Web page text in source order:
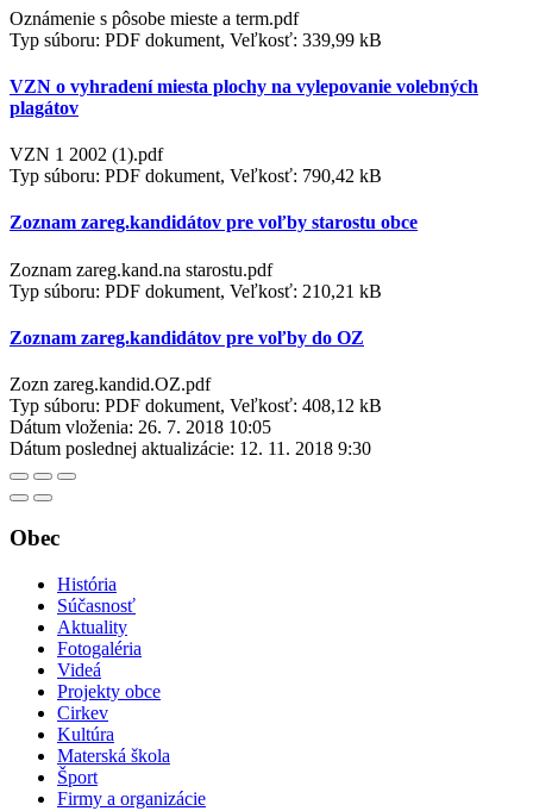
Oznámenie s pôsobe mieste a term.pdf
Typ súboru: PDF dokument, Veľkosť: 339,99 kB
VZN o vyhradení miesta plochy na vylepovanie volebných
plagátov
VZN 1 2002 (1).pdf
Typ súboru: PDF dokument, Veľkosť: 790,42 kB
Zoznam zareg.kandidátov pre voľby starostu obce
Zoznam zareg.kand.na starostu.pdf
Typ súboru: PDF dokument, Veľkosť: 210,21 kB
Zoznam zareg.kandidátov pre voľby do OZ
Zozn zareg.kandid.OZ.pdf
Typ súboru: PDF dokument, Veľkosť: 408,12 kB
Dátum vloženia: 26. 7. 2018 10:05
Dátum poslednej aktualizácie: 12. 11. 2018 9:30
Obec
História
Súčasnosť
Aktuality
Fotogaléria
Videá
Projekty obce
Cirkev
Kultúra
Materská škola
Šport
Firmy a organizácie